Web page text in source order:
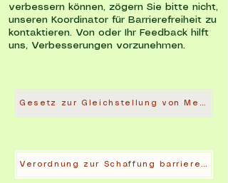
verbessern können, zögern Sie bitte nicht,
unseren Koordinator für Barrierefreiheit zu
kontaktieren. Von oder Ihr Feedback hilft
uns, Verbesserungen vorzunehmen.
Gesetz zur Gleichstellung von Menschen mit Behinderung
Verordnung zur Schaffung barrierefreier Informationstechnik 0)